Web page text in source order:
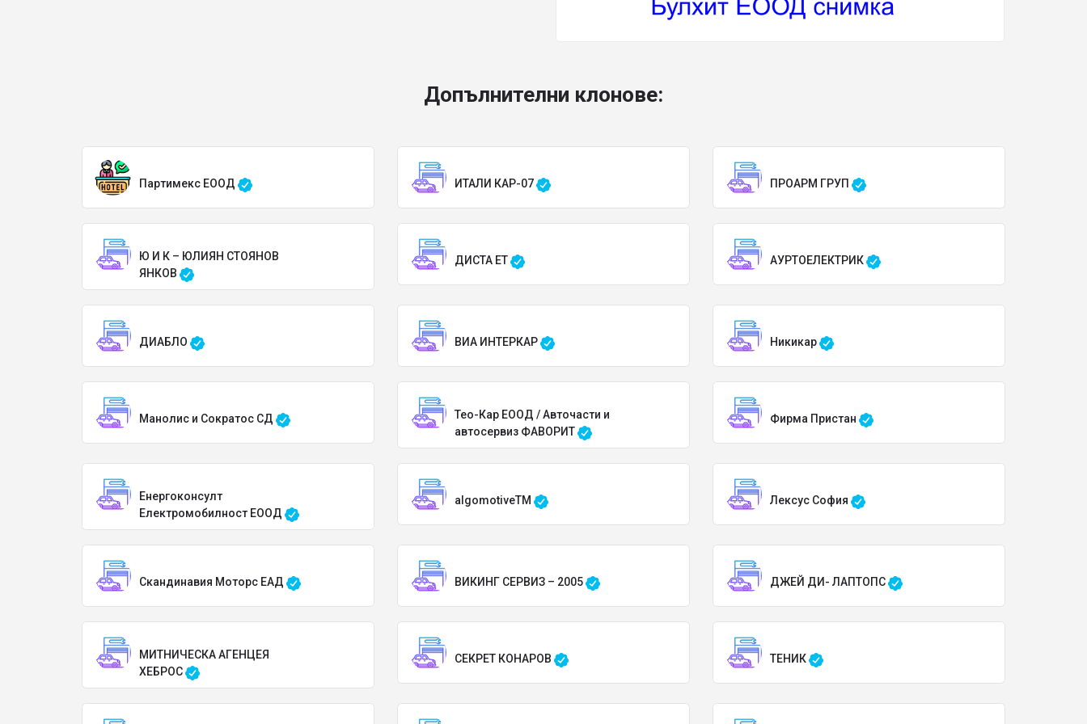
Допълнителни клонове:
Партимекс ЕООД ИТАЛИ КАР-07 ПРОАРМ ГРУП
Ю И К – ЮЛИЯН СТОЯНОВ
ЯНКОВ
ДИСТА ЕТ АУРТОЕЛЕКТРИК
ДИАБЛО ВИА ИНТЕРКАР Никикар
Манолис и Сократос СД
Тео-Кар ЕООД / Авточасти и
автосервиз ФАВОРИТ
Фирма Пристан
Енергоконсулт
Електромобилност ЕООД
algomotiveTM Лексус София
Скандинавия Моторс ЕАД ВИКИНГ СЕРВИЗ – 2005 ДЖЕЙ ДИ- ЛАПТОПС
МИТНИЧЕСКА АГЕНЦЕЯ
ХЕБРОС
СЕКРЕТ КОНАРОВ ТЕНИК